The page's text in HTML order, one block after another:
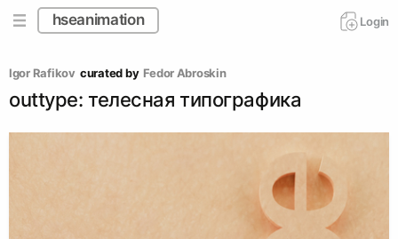
hseanimation Login
Igor Rafikov curated by Fedor Abroskin
outtype: телесная типографика